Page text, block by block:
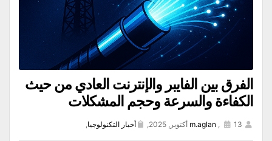
الفرق بين الفايبر والإنترنت العادي من حيث
الكفاءة والسرعة وحجم المشكلات
m.aglan , 13 أكتوبر, 2025, أخبار التكنولوجيا,